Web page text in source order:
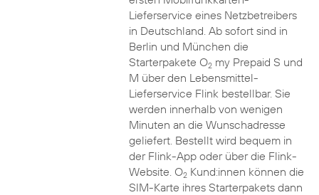
Lieferservice eines Netzbetreibers
in Deutschland. Ab sofort sind in
Berlin und München die
Starterpakete O2my Prepaid S und
M über den Lebensmittel-
Lieferservice Flink bestellbar. Sie
werden innerhalb von wenigen
Minuten an die Wunschadresse
geliefert. Bestellt wird bequem in
der Flink-App oder über die Flink-
Website. O2Kund:innen können die
SIM-Karte ihres Starterpakets dann